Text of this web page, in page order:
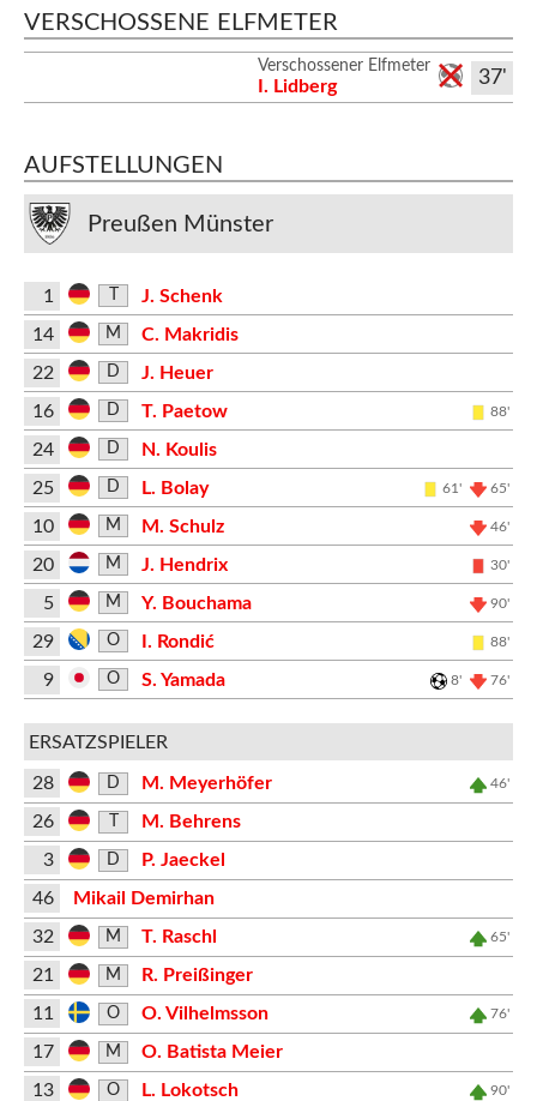
VERSCHOSSENE ELFMETER
37'
Verschossener Elfmeter
I. Lidberg
AUFSTELLUNGEN
Preußen Münster
1
J. Schenk
14
M
C. Makridis
22
D
J. Heuer
16
D T. Paetow 88'
24 D
N. Koulis
25
D L. Bolay 61' 65'
10 M M. Schulz 46'
20 M J. Hendrix 30'
5 M Y. Bouchama 90'
29 O I. Rondić 88'
9 O S. Yamada 8' 76'
ERSATZSPIELER
28 D M. Meyerhöfer 46'
26
M. Behrens
3
D
P. Jaeckel
46
Mikail Demirhan
32
M T. Raschl 65'
21 M
R. Preißinger
11
O O. Vilhelmsson 76'
17 M
O. Batista Meier
13
O L. Lokotsch 90'